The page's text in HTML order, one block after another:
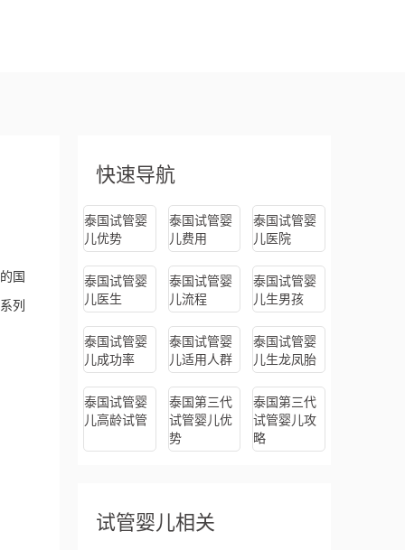
快速导航
泰国试管婴
儿优势
泰国试管婴
儿费用
泰国试管婴
儿医院
泰国试管婴
儿医生
泰国试管婴
儿流程
泰国试管婴
儿生男孩
泰国试管婴
儿成功率
泰国试管婴
儿适用人群
泰国试管婴
儿生龙凤胎
泰国试管婴
儿高龄试管
泰国第三代
试管婴儿优
势
泰国第三代
试管婴儿攻
略
试管婴儿相关
国
列